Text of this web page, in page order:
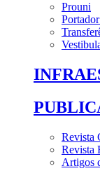
Prouni
Revista
Revista
Artigos